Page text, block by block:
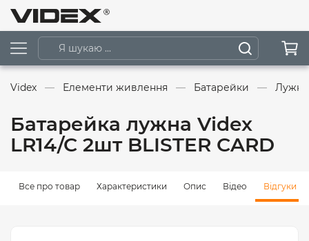
Videx Елементи живлення Батарейки Лужні
Батарейка лужна Videx
LR14/C 2шт BLISTER CARD
Все про товар Характеристики Опис Відео Відгуки (0)